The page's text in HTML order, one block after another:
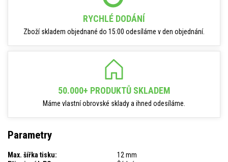
RYCHLÉ DODÁNÍ
Zboží skladem objednané do 15:00 odesíláme v den objednání.
50.000+ PRODUKTŮ SKLADEM
Máme vlastní obrovské sklady a ihned odesíláme.
Parametry
Max. šířka tisku:
12 mm